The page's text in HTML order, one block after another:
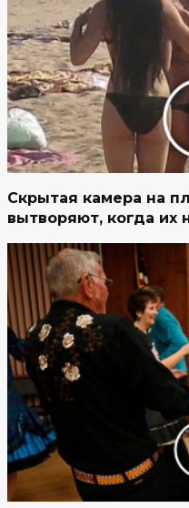
Скрытая камера на
вытворяют, когда их